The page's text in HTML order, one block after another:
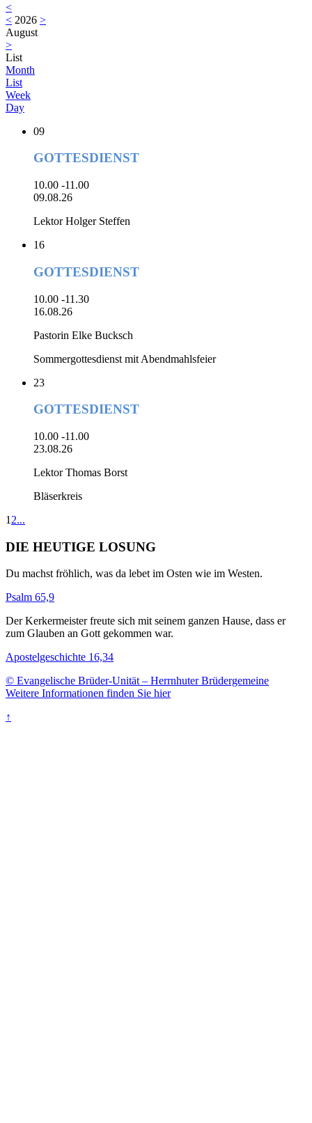
<
< 2026 >
August
>
List
Month
List
Week
Day
09
GOTTESDIENST
10.00 -11.00
09.08.26
Lektor Holger Steffen
16
GOTTESDIENST
10.00 -11.30
16.08.26
Pastorin Elke Bucksch
Sommergottesdienst mit Abendmahlsfeier
23
GOTTESDIENST
10.00 -11.00
23.08.26
Lektor Thomas Borst
Bläserkreis
1 2...
DIE HEUTIGE LOSUNG
Du machst fröhlich, was da lebet im Osten wie im Westen.
Psalm 65,9
Der Kerkermeister freute sich mit seinem ganzen Hause, dass er
zum Glauben an Gott gekommen war.
Apostelgeschichte 16,34
© Evangelische Brüder-Unität – Herrnhuter Brüdergemeine
Weitere Informationen finden Sie hier
↑